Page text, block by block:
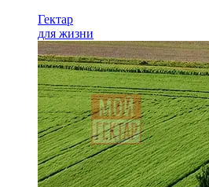
Гектар
для жизни